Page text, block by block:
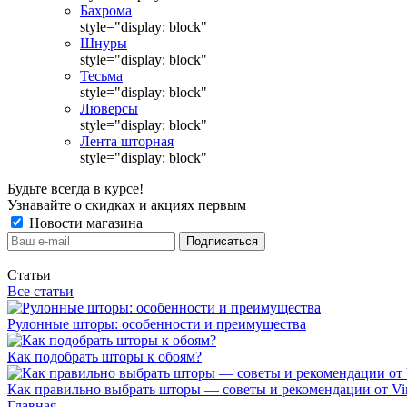
Бахрома
style="display: block"
Шнуры
style="display: block"
Тесьма
style="display: block"
Люверсы
style="display: block"
Лента шторная
style="display: block"
Будьте всегда в курсе!
Узнавайте о скидках и акциях первым
Новости магазина
Статьи
Все статьи
Рулонные шторы: особенности и преимущества
Как подобрать шторы к обоям?
Как правильно выбрать шторы — советы и рекомендации от